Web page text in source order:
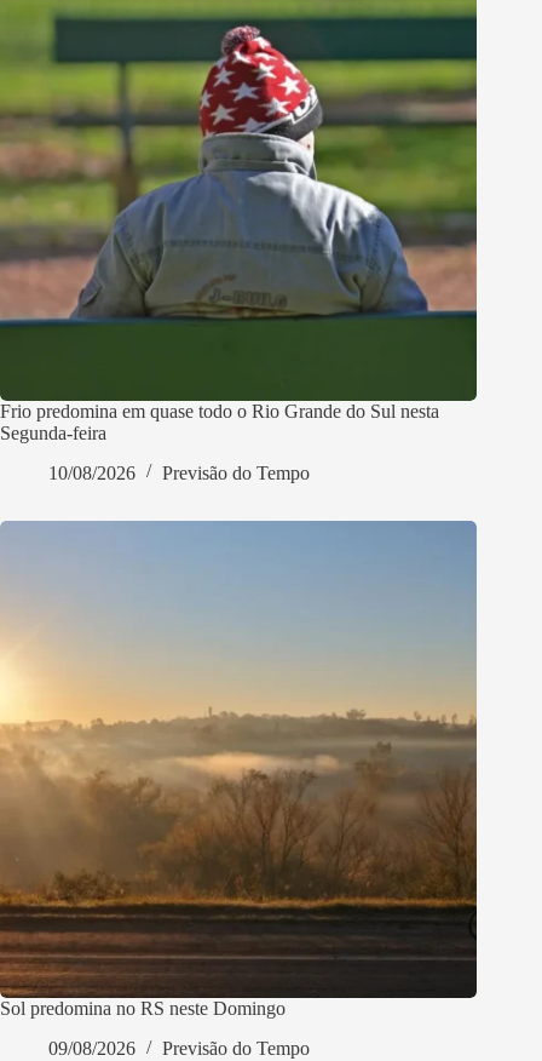
Frio predomina em quase todo o Rio Grande do Sul nesta
Segunda-feira
10/08/2026
Previsão do Tempo
Sol predomina no RS neste Domingo
09/08/2026
Previsão do Tempo